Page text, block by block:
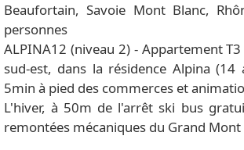
Beaufortain, Savoie Mont Blanc,
personnes
ALPINA12 (niveau 2) - Appartement
sud-est, dans la résidence Alpina (14
5min à pied des commerces et
L'hiver, à 50m de l'arrêt ski bus
remontées mécaniques du Grand Mont